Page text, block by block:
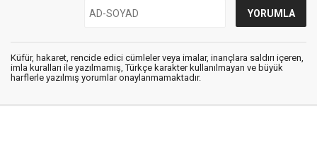
Küfür, hakaret, rencide edici cümleler veya imalar, inançlara saldırı içeren,
imla kuralları ile yazılmamış, Türkçe karakter kullanılmayan ve büyük
harflerle yazılmış yorumlar onaylanmamaktadır.